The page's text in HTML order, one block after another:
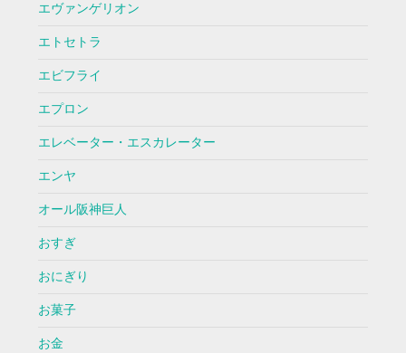
エヴァンゲリオン
エトセトラ
エビフライ
エプロン
エレベーター・エスカレーター
エンヤ
オール阪神巨人
おすぎ
おにぎり
お菓子
お金